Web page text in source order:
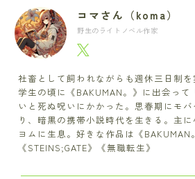
コマさん（koma）
野生のライトノベル作家
社畜として飼われながらも週休三日制
学生の頃に《BAKUMAN。》に出会って
いと死ぬ呪いにかかった。思春期にモ
り、暗黒の携帯小説時代を生きる。主
ヨムに生息。好きな作品は《BAKUMAN
《STEINS;GATE》《無職転生》